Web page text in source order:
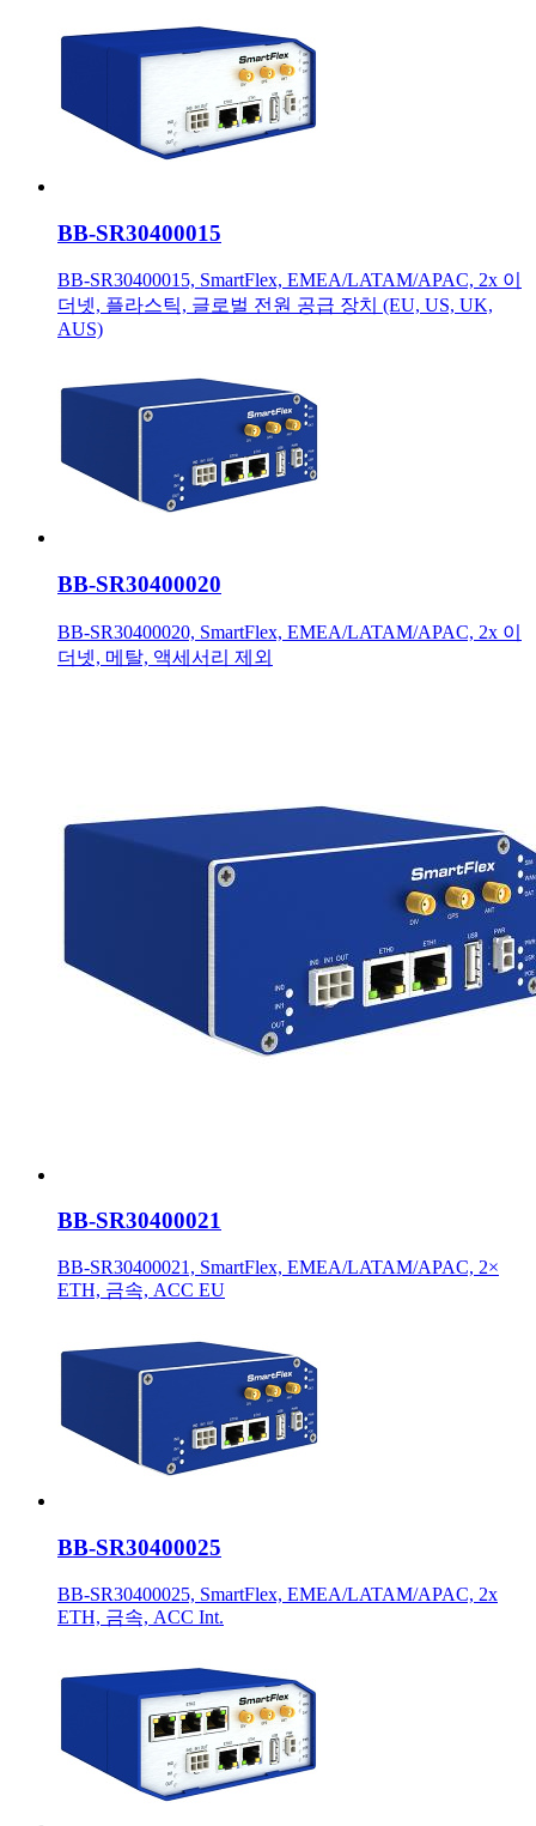
BB-SR30400015
BB-SR30400015, SmartFlex, EMEA/LATAM/APAC, 2x 이
더넷, 플라스틱, 글로벌 전원 공급 장치 (EU, US, UK,
AUS)
BB-SR30400020
BB-SR30400020, SmartFlex, EMEA/LATAM/APAC, 2x 이
더넷, 메탈, 액세서리 제외
BB-SR30400021
BB-SR30400021, SmartFlex, EMEA/LATAM/APAC, 2×
ETH, 금속, ACC EU
BB-SR30400025
BB-SR30400025, SmartFlex, EMEA/LATAM/APAC, 2x
ETH, 금속, ACC Int.